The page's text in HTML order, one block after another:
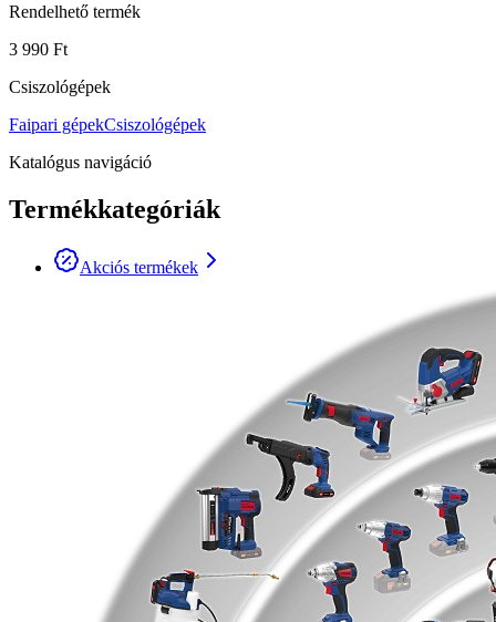
Rendelhető termék
3 990 Ft
Csiszológépek
Faipari gépekCsiszológépek
Katalógus navigáció
Termékkategóriák
Akciós termékek